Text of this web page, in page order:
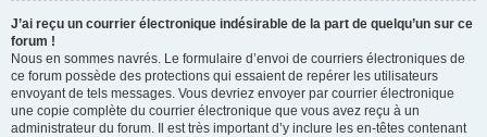
J’ai reçu un courrier électronique indésirable de la part de quelqu’un sur ce
forum !
Nous en sommes navrés. Le formulaire d’envoi de courriers électroniques de
ce forum possède des protections qui essaient de repérer les utilisateurs
envoyant de tels messages. Vous devriez envoyer par courrier électronique
une copie complète du courrier électronique que vous avez reçu à un
administrateur du forum. Il est très important d’y inclure les en-têtes contenant